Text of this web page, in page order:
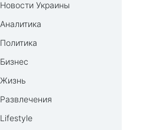
Новости Украины
Аналитика
Политика
Бизнес
Жизнь
Развлечения
Lifestyle